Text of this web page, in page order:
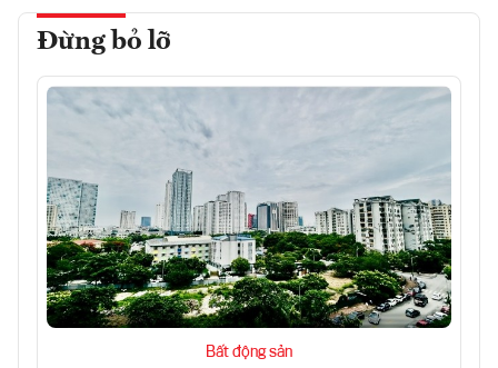
Đừng bỏ lỡ
Bất động sản